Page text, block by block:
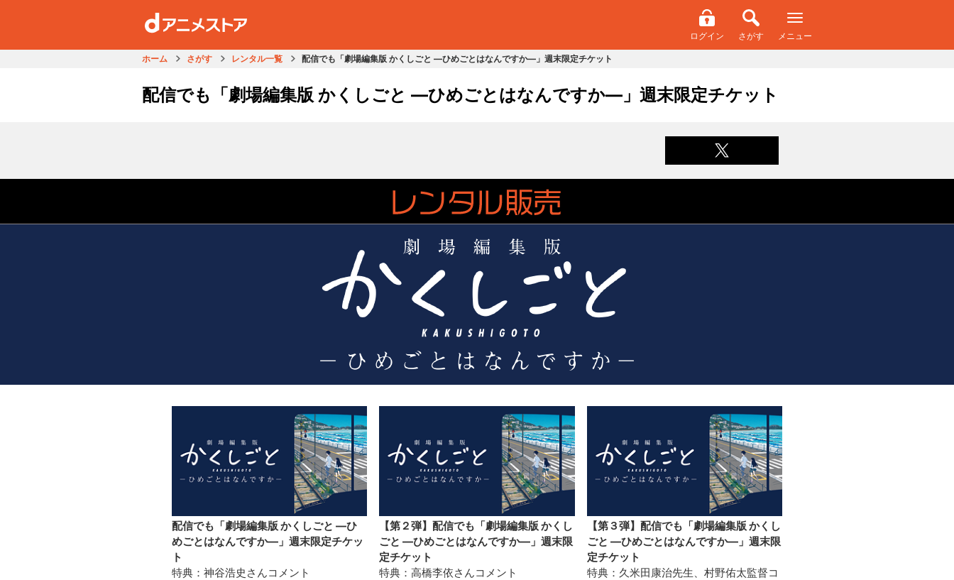
ログイン さがす メニュー
ホーム さがす レンタル一覧 配信でも「劇場編集版 かくしごと ―ひめごとはなんですか―」週末限定チケット
配信でも「劇場編集版 かくしごと ―ひめごとはなんですか―」週末限定チケット
配信でも「劇場編集版 かくしごと ―ひ
めごとはなんですか―」週末限定チケッ
ト
特典：神谷浩史さんコメント
【第２弾】配信でも「劇場編集版 かくし
ごと ―ひめごとはなんですか―」週末限
定チケット
特典：高橋李依さんコメント
【第３弾】配信でも「劇場編集版 かくし
ごと ―ひめごとはなんですか―」週末限
定チケット
特典：久米田康治先生、村野佑太監督コ